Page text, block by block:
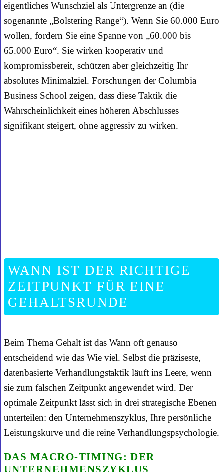
eigentliches Wunschziel als Untergrenze an (die
sogenannte „Bolstering Range“). Wenn Sie 60.000 Euro
wollen, fordern Sie eine Spanne von „60.000 bis
65.000 Euro“. Sie wirken kooperativ und
kompromissbereit, schützen aber gleichzeitig Ihr
absolutes Minimalziel. Forschungen der Columbia
Business School zeigen, dass diese Taktik die
Wahrscheinlichkeit eines höheren Abschlusses
signifikant steigert, ohne aggressiv zu wirken.
WANN IST DER RICHTIGE
ZEITPUNKT FÜR EINE
GEHALTSRUNDE
Beim Thema Gehalt ist das Wann oft genauso
entscheidend wie das Wie viel. Selbst die präziseste,
datenbasierte Verhandlungstaktik läuft ins Leere, wenn
sie zum falschen Zeitpunkt angewendet wird. Der
optimale Zeitpunkt lässt sich in drei strategische Ebenen
unterteilen: den Unternehmenszyklus, Ihre persönliche
Leistungskurve und die reine Verhandlungspsychologie.
DAS MACRO-TIMING: DER
UNTERNEHMENSZYKLUS